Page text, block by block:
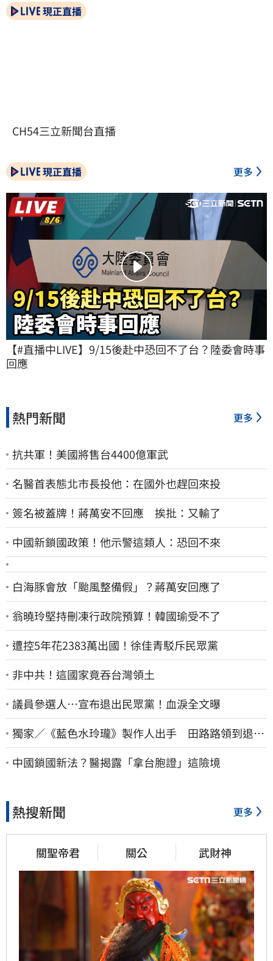
現正直播
CH54三立新聞台直播
現正直播 更多
【#直播中LIVE】9/15後赴中恐回不了台？陸委會時事
回應
熱門新聞 更多
抗共軍！美國將售台4400億軍武
名醫首表態北市長投他：在國外也趕回來投
簽名被蓋牌！蔣萬安不回應 挨批：又輸了
中國新鎖國政策！他示警這類人：恐回不來
白海豚會放「颱風整備假」？蔣萬安回應了
翁曉玲堅持刪凍行政院預算！韓國瑜受不了
遭控5年花2383萬出國！徐佳青駁斥民眾黨
非中共！這國家竟吞台灣領土
議員參選人…宣布退出民眾黨！血淚全文曝
獨家／《藍色水玲瓏》製作人出手 田路路領到退休
金！隱忍6年吐內幕
中國鎖國新法？醫揭露「拿台胞證」這險境
熱搜新聞 更多
關聖帝君 關公 武財神